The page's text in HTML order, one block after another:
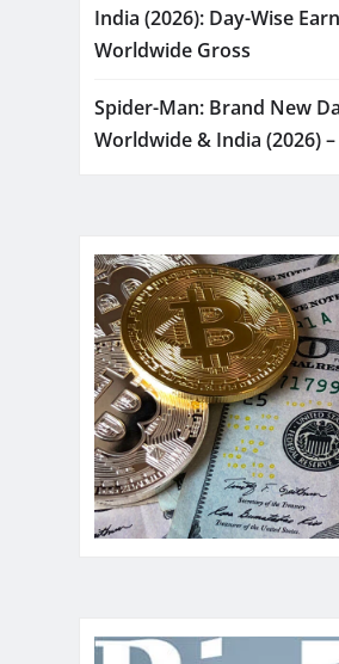
India (2026): Day-Wise
Worldwide Gross
Spider-Man: Brand New
Worldwide & India (2026)